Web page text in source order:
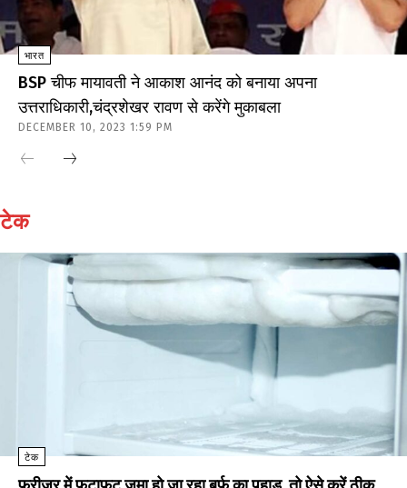
भारत
BSP चीफ मायावती ने आकाश आनंद को बनाया अपना
उत्तराधिकारी,चंद्रशेखर रावण से करेंगे मुकाबला
DECEMBER 10, 2023 1:59 PM
टेक
टेक